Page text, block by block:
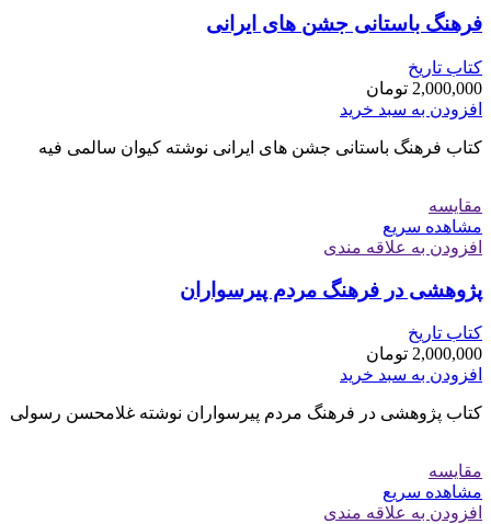
فرهنگ باستانی جشن های ایرانی
کتاب تاریخ
2,000,000 تومان
افزودن به سبد خرید
کتاب فرهنگ باستانی جشن های ایرانی نوشته کیوان سالمی فیه
مقایسه
مشاهده سریع
افزودن به علاقه مندی
پژوهشی در فرهنگ مردم پیرسواران
کتاب تاریخ
2,000,000 تومان
افزودن به سبد خرید
کتاب پژوهشی در فرهنگ مردم پیرسواران نوشته غلامحسن رسولی
مقایسه
مشاهده سریع
افزودن به علاقه مندی